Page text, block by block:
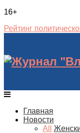
16+
Рейтинг
Главная
Новости
All